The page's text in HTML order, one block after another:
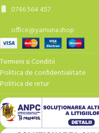
0746 564 457
office@yamuna.shop
Termeni si Conditii
Politica de confidentialitate
Politica de retur